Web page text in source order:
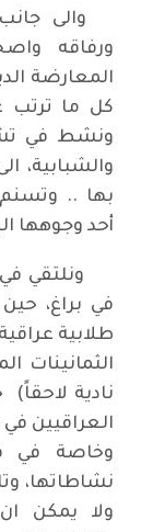
والى جانب
ورفاقه
المعارضة
كل ما
ونشط في
والشبابية،
بها ..
أحد وجوهها
ونلتقي في
في براغ،
طلابية
الثمانينات
نادية لاحقاً)
العراقيين
وخاصة في
نشاطاتها،
ولا يمكن